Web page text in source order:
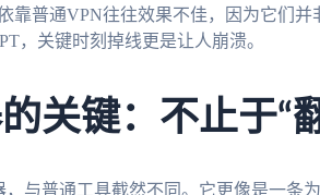
靠普通VPN往往效果不佳，因为它们并
，关键时刻掉线更是让人崩溃。
关键：不止于“
与普通工具截然不同。它更像是一条